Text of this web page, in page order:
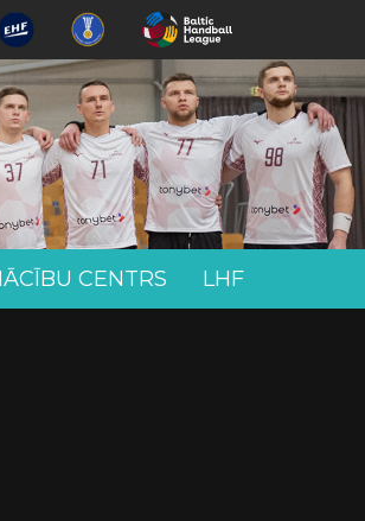
CENTRS LHF